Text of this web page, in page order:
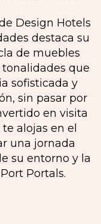
Design Hotels
destaca su
de muebles
que
sofisticada y
sin pasar por
en visita
alojas en el
una jornada
su entorno y la
Portals.